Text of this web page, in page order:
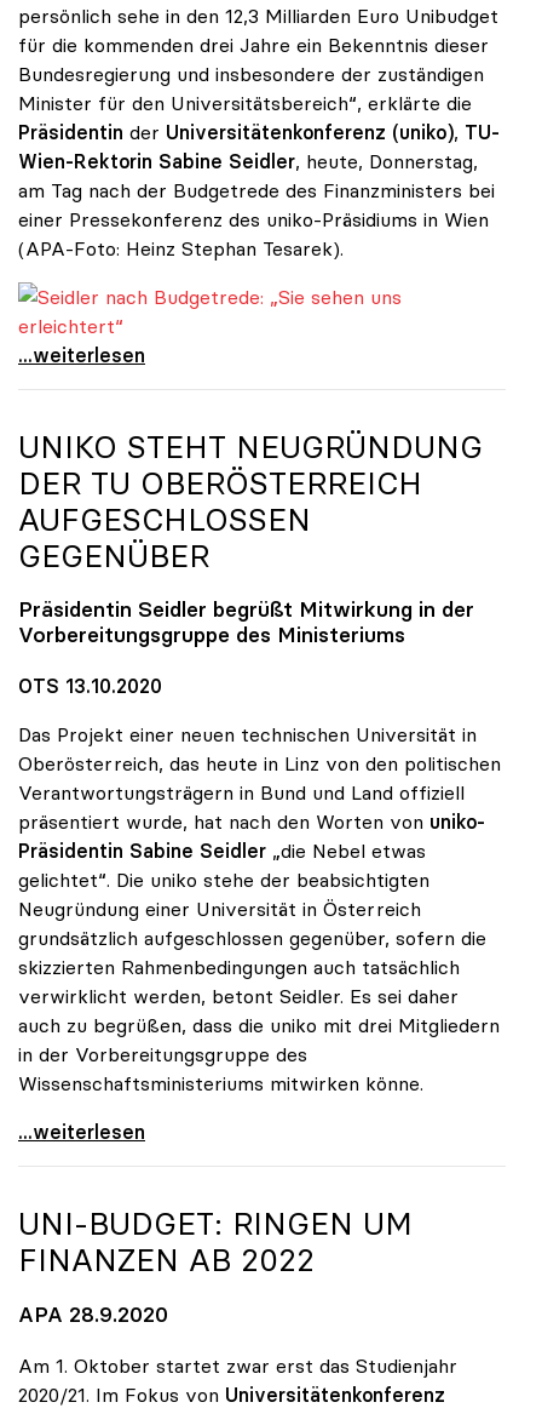
persönlich sehe in den 12,3 Milliarden Euro Unibudget
für die kommenden drei Jahre ein Bekenntnis dieser
Bundesregierung und insbesondere der zuständigen
Minister für den Universitätsbereich“, erklärte die
Präsidentin der Universitätenkonferenz (uniko), TU-
Wien-Rektorin Sabine Seidler, heute, Donnerstag,
am Tag nach der Budgetrede des Finanzministers bei
einer Pressekonferenz des uniko-Präsidiums in Wien
(APA-Foto: Heinz Stephan Tesarek).
Seidler nach Budgetrede: „Sie sehen uns erleichtert“
Seidler nach Budgetrede: „Sie sehen uns
...weiterlesen
UNIKO STEHT NEUGRÜNDUNG
DER TU OBERÖSTERREICH
AUFGESCHLOSSEN
GEGENÜBER
Präsidentin Seidler begrüßt Mitwirkung in der
Vorbereitungsgruppe des Ministeriums
OTS 13.10.2020
Das Projekt einer neuen technischen Universität in
Oberösterreich, das heute in Linz von den politischen
Verantwortungsträgern in Bund und Land offiziell
präsentiert wurde, hat nach den Worten von uniko-
Präsidentin Sabine Seidler „die Nebel etwas
gelichtet“. Die uniko stehe der beabsichtigten
Neugründung einer Universität in Österreich
grundsätzlich aufgeschlossen gegenüber, sofern die
skizzierten Rahmenbedingungen auch tatsächlich
verwirklicht werden, betont Seidler. Es sei daher
auch zu begrüßen, dass die uniko mit drei Mitgliedern
in der Vorbereitungsgruppe des
Wissenschaftsministeriums mitwirken könne.
uniko steht Neugründung der TU Oberösterreich
...weiterlesen
UNI-BUDGET: RINGEN UM
FINANZEN AB 2022
APA 28.9.2020
Am 1. Oktober startet zwar erst das Studienjahr
2020/21. Im Fokus von Universitätenkonferenz